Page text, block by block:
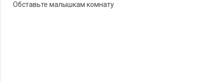
Обставьте малышкам комнату